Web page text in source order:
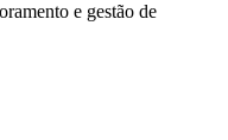
e gestão de